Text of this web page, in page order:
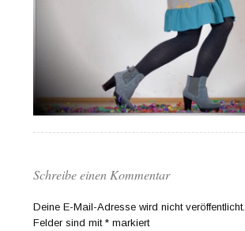
Schreibe einen Kommentar
Deine E-Mail-Adresse wird nicht veröffentlicht.
Felder sind mit* markiert